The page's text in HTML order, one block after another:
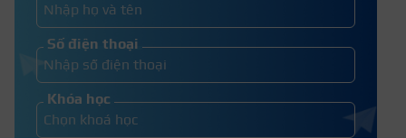
kim đẹp nổi bật nhất 2026
Số điện thoại
Khóa học